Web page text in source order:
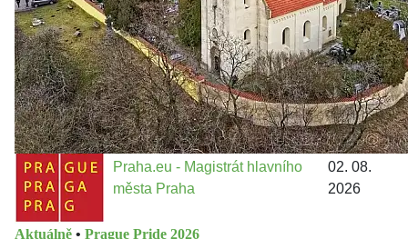
Metropolitn...
Praha.eu - Magistrát hlavního
města Praha
02. 08.
2026
Aktuálně • Prague Pride 2026